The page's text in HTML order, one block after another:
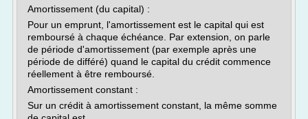
Amortissement (du capital) :
Pour un emprunt, l'amortissement est le capital qui est
remboursé à chaque échéance. Par extension, on parle
de période d'amortissement (par exemple après une
période de différé) quand le capital du crédit commence
réellement à être remboursé.
Amortissement constant :
Sur un crédit à amortissement constant, la même somme